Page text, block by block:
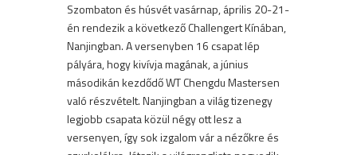
Szombaton és húsvét vasárnap, április 20-21-
én rendezik a következő Challengert Kínában,
Nanjingban. A versenyben 16 csapat lép
pályára, hogy kivívja magának, a június
másodikán kezdődő WT Chengdu Mastersen
való részvételt. Nanjingban a világ tizenegy
legjobb csapata közül négy ott lesz a
versenyen, így sok izgalom vár a nézőkre és